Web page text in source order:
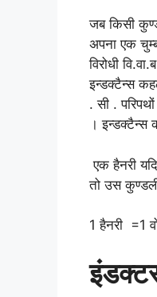
जब किसी
अपना एक
विरोधी
इन्डक्टैन्स
. सी .
। इन्डक्टैन्स
एक हैनरी
तो उस
1 हैनरी =1